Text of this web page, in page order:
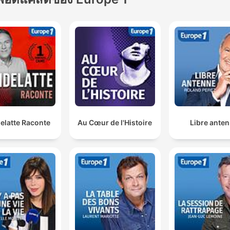
Raconte Au Cœur de l'Histoire Libre